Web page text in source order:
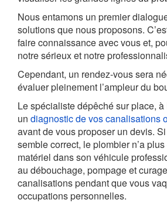
Nous entamons un premier
solutions que nous proposons.
faire connaissance avec vous et,
notre sérieux et notre
Cependant, un rendez-vous sera
évaluer pleinement l’ampleur du
Le spécialiste dépêché sur place,
un diagnostic de vos canalisations
avant de vous proposer un devis.
semble correct, le plombier n’a
matériel dans son véhicule
au débouchage, pompage et
canalisations pendant que vous
occupations personnelles.